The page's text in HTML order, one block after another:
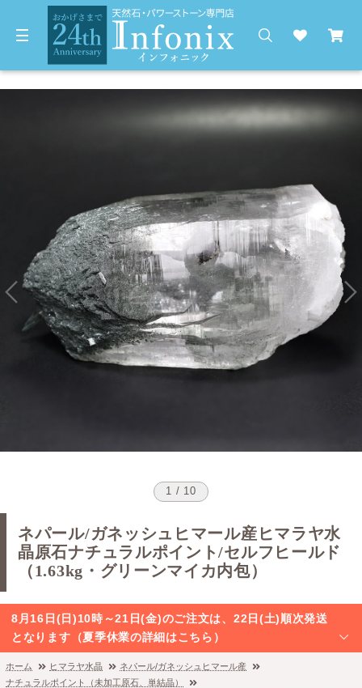
1 / 10
ネパール/ガネッシュヒマール産ヒマラヤ水
晶原石ナチュラルポイント/セルフヒールド
（1.63kg・グリーンマイカ内包）
8月16日(日)10時～21日(金)のご注文は、22日(土)順次発送
となります（夏季休業の詳細はこちら）
ホーム ヒマラヤ水晶
ネパール/ガネッシュヒマール産
ナチュラルポイント（未加工原石、単結晶）